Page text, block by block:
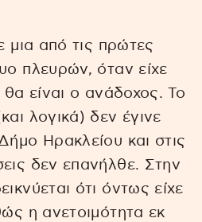
μια από τις πρώτες
πλευρών, όταν είχε
θα είναι ο ανάδοχος. Το
λογικά) δεν έγινε
Ηρακλείου και στις
δεν επανήλθε. Στην
ότι όντως είχε
η ανετοιμότητα εκ